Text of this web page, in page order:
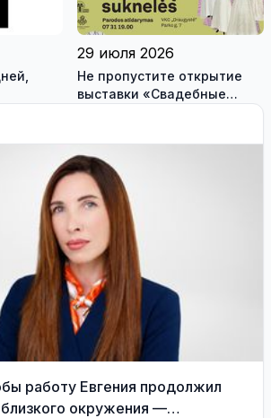
29 июля 2026
Не пропустите открытие
выставки «Свадебные
платья» и лекцию историка
Васильева!
работу Евгения продолжил
близкого окружения —